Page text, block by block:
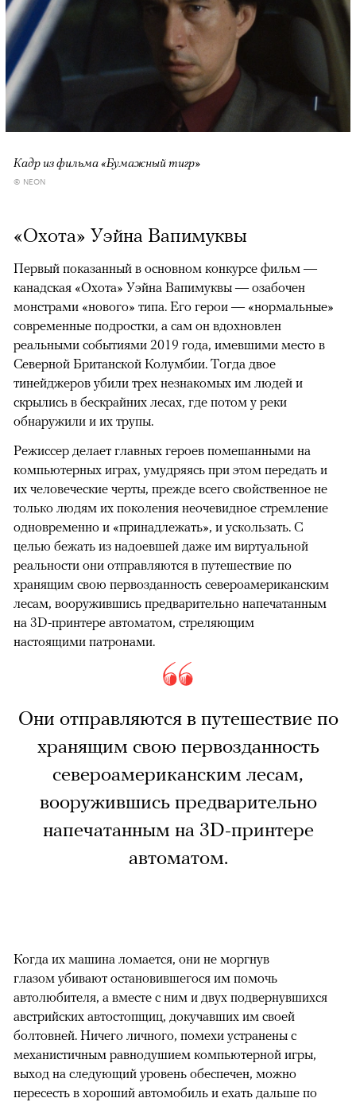
Кадр из фильма «Бумажный тигр»
© NEON
«Охота» Уэйна Вапимуквы
Первый показанный в основном конкурсе фильм —
канадская «Охота» Уэйна Вапимуквы — озабочен
монстрами «нового» типа. Его герои — «нормальные»
современные подростки, а сам он вдохновлен
реальными событиями 2019 года, имевшими место в
Северной Британской Колумбии. Тогда двое
тинейджеров убили трех незнакомых им людей и
скрылись в бескрайних лесах, где потом у реки
обнаружили и их трупы.
Режиссер делает главных героев помешанными на
компьютерных играх, умудряясь при этом передать и
их человеческие черты, прежде всего свойственное не
только людям их поколения неочевидное стремление
одновременно и «принадлежать», и ускользать. С
целью бежать из надоевшей даже им виртуальной
реальности они отправляются в путешествие по
хранящим свою первозданность североамериканским
лесам, вооружившись предварительно напечатанным
на 3D-принтере автоматом, стреляющим
настоящими патронами.
Они отправляются в путешествие по
хранящим свою первозданность
североамериканским лесам,
вооружившись предварительно
напечатанным на 3D-принтере
автоматом.
Когда их машина ломается, они не моргнув
глазом убивают остановившегося им помочь
автолюбителя, а вместе с ним и двух подвернувшихся
австрийских автостопщиц, докучавших им своей
болтовней. Ничего личного, помехи устранены с
механистичным равнодушием компьютерной игры,
выход на следующий уровень обеспечен, можно
пересесть в хороший автомобиль и ехать дальше по